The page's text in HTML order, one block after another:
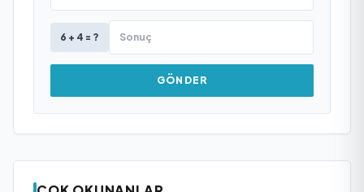
6 + 4 = ?
GÖNDER